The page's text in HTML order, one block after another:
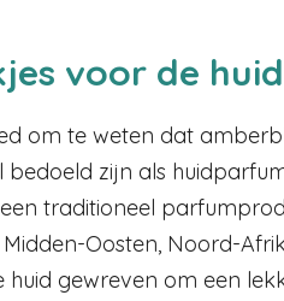
voor de
om te weten dat
zijn als
traditioneel
Oosten, Noord-
gewreven om een